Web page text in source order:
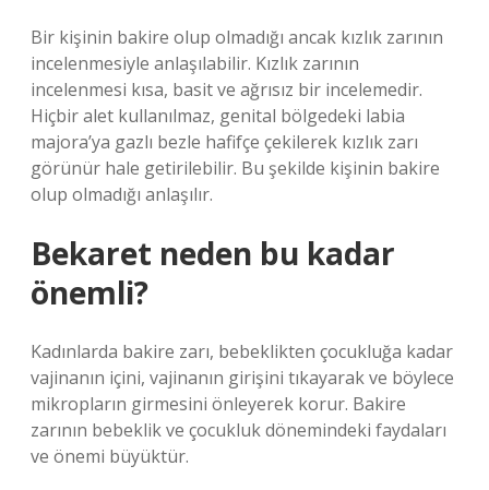
Bir kişinin bakire olup olmadığı ancak kızlık zarının
incelenmesiyle anlaşılabilir. Kızlık zarının
incelenmesi kısa, basit ve ağrısız bir incelemedir.
Hiçbir alet kullanılmaz, genital bölgedeki labia
majora’ya gazlı bezle hafifçe çekilerek kızlık zarı
görünür hale getirilebilir. Bu şekilde kişinin bakire
olup olmadığı anlaşılır.
Bekaret neden bu kadar
önemli?
Kadınlarda bakire zarı, bebeklikten çocukluğa kadar
vajinanın içini, vajinanın girişini tıkayarak ve böylece
mikropların girmesini önleyerek korur. Bakire
zarının bebeklik ve çocukluk dönemindeki faydaları
ve önemi büyüktür.